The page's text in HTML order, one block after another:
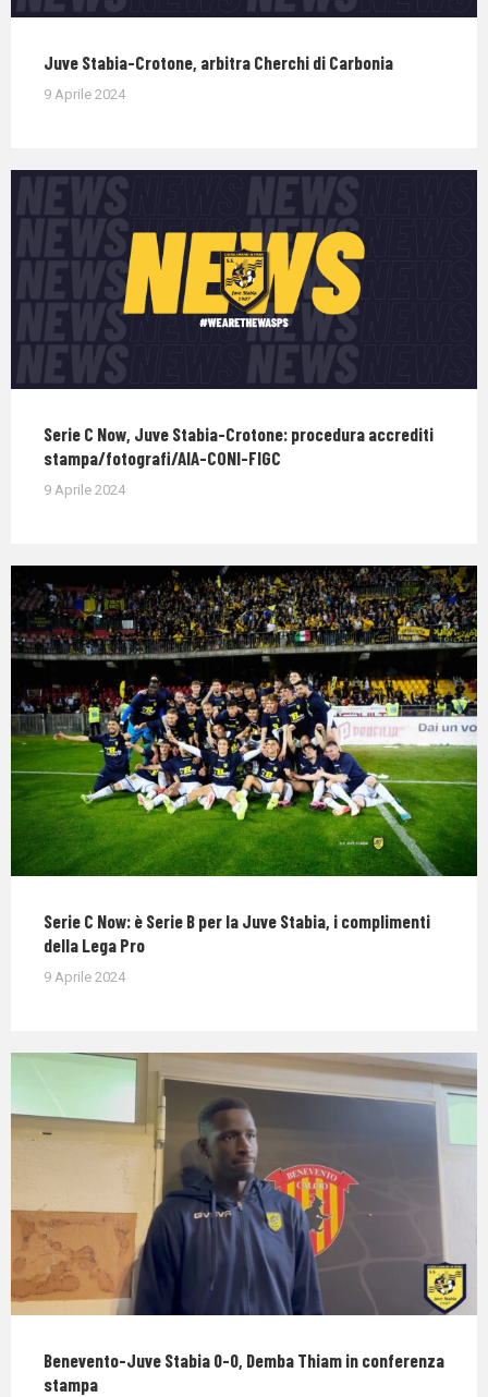
Juve Stabia-Crotone, arbitra Cherchi di Carbonia
9 Aprile 2024
Serie C Now, Juve Stabia-Crotone: procedura accrediti
stampa/fotografi/AIA-CONI-FIGC
9 Aprile 2024
Serie C Now: è Serie B per la Juve Stabia, i complimenti
della Lega Pro
9 Aprile 2024
Benevento-Juve Stabia 0-0, Demba Thiam in conferenza
stampa